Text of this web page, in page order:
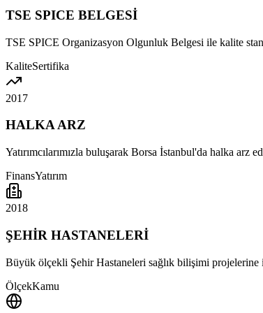
TSE SPICE BELGESİ
TSE SPICE Organizasyon Olgunluk Belgesi ile kalite
KaliteSertifika
2017
HALKA ARZ
Yatırımcılarımızla buluşarak Borsa İstanbul'da halka arz
FinansYatırım
2018
ŞEHİR HASTANELERİ
Büyük ölçekli Şehir Hastaneleri sağlık bilişimi projelerine
ÖlçekKamu